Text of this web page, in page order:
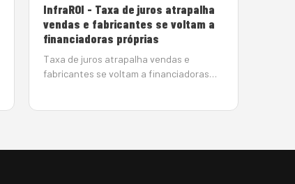
InfraROI - Taxa de juros atrapalha
vendas e fabricantes se voltam a
financiadoras próprias
Taxa de juros atrapalha vendas e
fabricantes se voltam a financiadoras